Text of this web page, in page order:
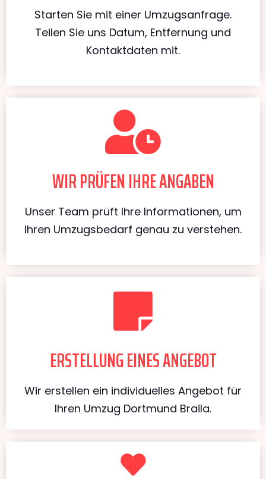
Starten Sie mit einer Umzugsanfrage.
Teilen Sie uns Datum, Entfernung und
Kontaktdaten mit.
WIR PRÜFEN IHRE ANGABEN
Unser Team prüft Ihre Informationen, um
Ihren Umzugsbedarf genau zu verstehen.
ERSTELLUNG EINES ANGEBOT
Wir erstellen ein individuelles Angebot für
Ihren Umzug Dortmund Braila.